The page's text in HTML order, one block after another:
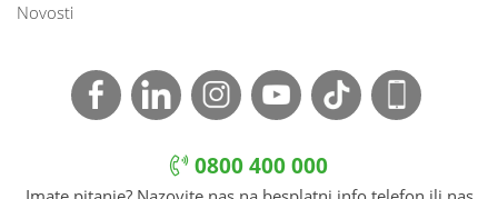
Novosti
0800 400 000